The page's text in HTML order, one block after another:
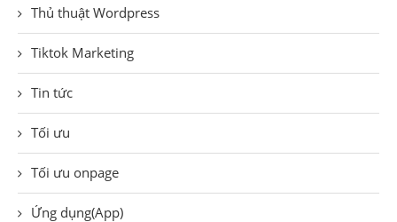
Thủ thuật Wordpress
Tiktok Marketing
Tin tức
Tối ưu
Tối ưu onpage
Ứng dụng(App)